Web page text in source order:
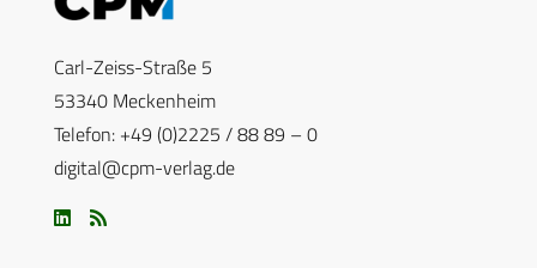
Carl-Zeiss-Straße 5
53340 Meckenheim
Telefon: +49 (0)2225 / 88 89 – 0
digital@cpm-verlag.de